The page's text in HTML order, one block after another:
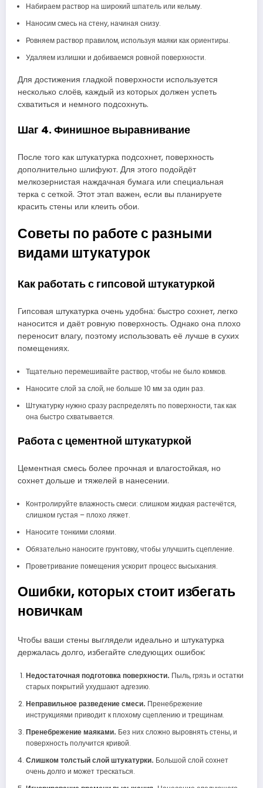
Набираем раствор на широкий шпатель или кельму.
Наносим смесь на стену, начиная снизу.
Ровняем раствор правилом, используя маяки как ориентиры.
Удаляем излишки и добиваемся ровной поверхности.
Для достижения гладкой поверхности используется
несколько слоёв, каждый из которых должен успеть
схватиться и немного подсохнуть.
Шаг 4. Финишное выравнивание
После того как штукатурка подсохнет, поверхность
дополнительно шлифуют. Для этого подойдёт
мелкозернистая наждачная бумага или специальная
терка с сеткой. Этот этап важен, если вы планируете
красить стены или клеить обои.
Советы по работе с разными
видами штукатурок
Как работать с гипсовой штукатуркой
Гипсовая штукатурка очень удобна: быстро сохнет, легко
наносится и даёт ровную поверхность. Однако она плохо
переносит влагу, поэтому использовать её лучше в сухих
помещениях.
Тщательно перемешивайте раствор, чтобы не было комков.
Наносите слой за слой, не больше 10 мм за один раз.
Штукатурку нужно сразу распределять по поверхности, так как
она быстро схватывается.
Работа с цементной штукатуркой
Цементная смесь более прочная и влагостойкая, но
сохнет дольше и тяжелей в нанесении.
Контролируйте влажность смеси: слишком жидкая растечётся,
слишком густая – плохо ляжет.
Наносите тонкими слоями.
Обязательно наносите грунтовку, чтобы улучшить сцепление.
Проветривание помещения ускорит процесс высыхания.
Ошибки, которых стоит избегать
новичкам
Чтобы ваши стены выглядели идеально и штукатурка
держалась долго, избегайте следующих ошибок:
Недостаточная подготовка поверхности. Пыль, грязь и остатки
старых покрытий ухудшают адгезию.
Неправильное разведение смеси. Пренебрежение
инструкциями приводит к плохому сцеплению и трещинам.
Пренебрежение маяками. Без них сложно выровнять стены, и
поверхность получится кривой.
Слишком толстый слой штукатурки. Большой слой сохнет
очень долго и может трескаться.